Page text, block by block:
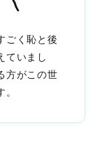
ごく恥と後
ていまし
方がこの世